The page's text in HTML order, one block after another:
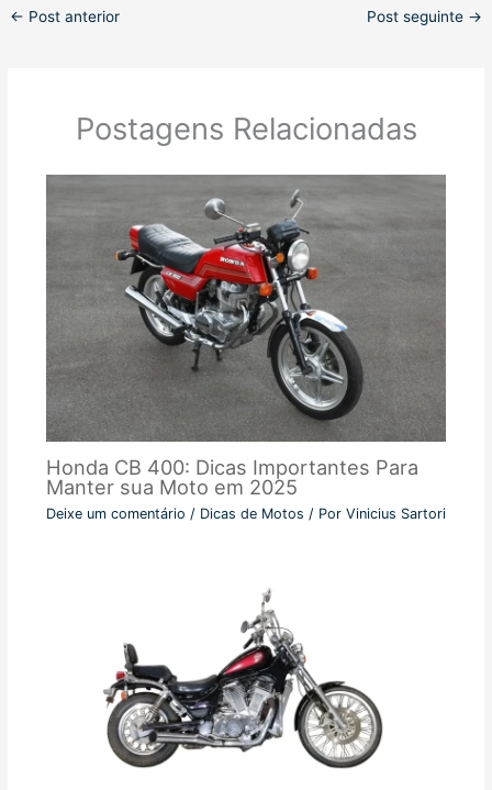
← Post anterior Post seguinte →
Postagens Relacionadas
Honda CB 400: Dicas Importantes Para
Manter sua Moto em 2025
Deixe um comentário / Dicas de Motos / Por Vinicius Sartori